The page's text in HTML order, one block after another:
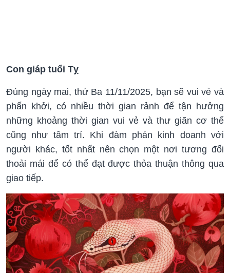
Con giáp tuổi Tỵ
Đúng ngày mai, thứ Ba 11/11/2025, bạn sẽ vui vẻ và
phấn khởi, có nhiều thời gian rảnh để tận hưởng
những khoảng thời gian vui vẻ và thư giãn cơ thể
cũng như tâm trí. Khi đàm phán kinh doanh với
người khác, tốt nhất nên chọn một nơi tương đối
thoải mái để có thể đạt được thỏa thuận thông qua
giao tiếp.